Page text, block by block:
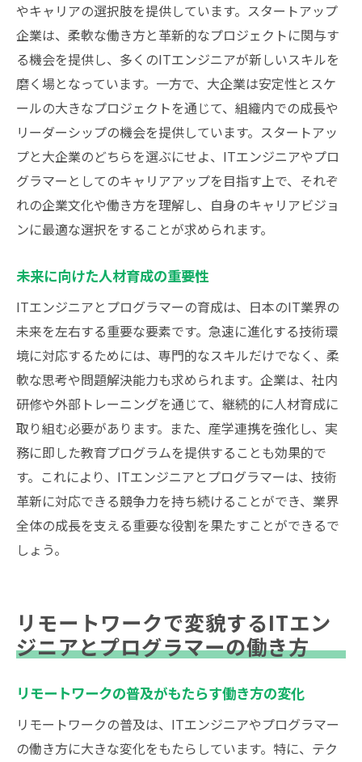
やキャリアの選択肢を提供しています。スタートアップ
企業は、柔軟な働き方と革新的なプロジェクトに関与す
る機会を提供し、多くのITエンジニアが新しいスキルを
磨く場となっています。一方で、大企業は安定性とスケ
ールの大きなプロジェクトを通じて、組織内での成長や
リーダーシップの機会を提供しています。スタートアッ
プと大企業のどちらを選ぶにせよ、ITエンジニアやプロ
グラマーとしてのキャリアアップを目指す上で、それぞ
れの企業文化や働き方を理解し、自身のキャリアビジョ
ンに最適な選択をすることが求められます。
未来に向けた人材育成の重要性
ITエンジニアとプログラマーの育成は、日本のIT業界の
未来を左右する重要な要素です。急速に進化する技術環
境に対応するためには、専門的なスキルだけでなく、柔
軟な思考や問題解決能力も求められます。企業は、社内
研修や外部トレーニングを通じて、継続的に人材育成に
取り組む必要があります。また、産学連携を強化し、実
務に即した教育プログラムを提供することも効果的で
す。これにより、ITエンジニアとプログラマーは、技術
革新に対応できる競争力を持ち続けることができ、業界
全体の成長を支える重要な役割を果たすことができるで
しょう。
リモートワークで変貌するITエン
ジニアとプログラマーの働き方
リモートワークの普及がもたらす働き方の変化
リモートワークの普及は、ITエンジニアやプログラマー
の働き方に大きな変化をもたらしています。特に、テク